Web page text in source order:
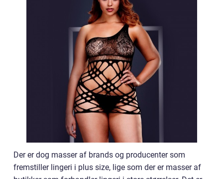
Der er dog masser af brands og producenter som
fremstiller lingeri i plus size, lige som der er masser af